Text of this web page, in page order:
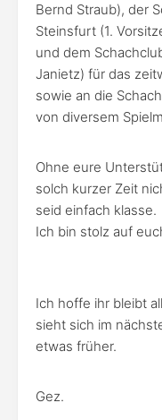
Bernd Straub), der
Steinsfurt (1.
und dem
Janietz) für das
sowie an die
von diversem
Ohne eure
solch kurzer Zeit
seid einfach klasse.
Ich bin stolz auf
Ich hoffe ihr bleibt
sieht sich im
etwas früher.
Gez.